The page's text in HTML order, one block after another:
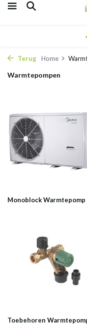
Terug Home
Warmtepompen
Monoblock Warmtepomp
Toebehoren